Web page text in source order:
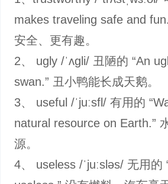
makes traveling safe and
安全、更有趣。
2、 ugly /ˈʌɡli/ 丑陋的 “An
swan.” 丑小鸭能长成天鹅。
3、 useful /ˈjuːsfl/ 有用的
natural resource on Earth.”
源。
4、 useless /ˈjuːsləs/ 无用